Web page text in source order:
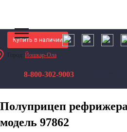
Купить в наличии
Город: Йошкар-Ола
8-800-302-9003
Полуприцепы рефрижераторы (изотермы)
Полуприцеп
модель 97862